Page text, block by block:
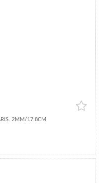
2MM/17.8CM